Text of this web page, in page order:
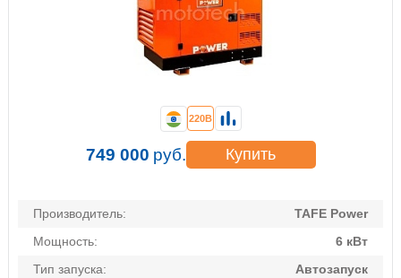
Производитель:
TAFE Power
Мощность:
6 кВт
Тип запуска:
Автозапуск
220В
749 000 руб. Купить